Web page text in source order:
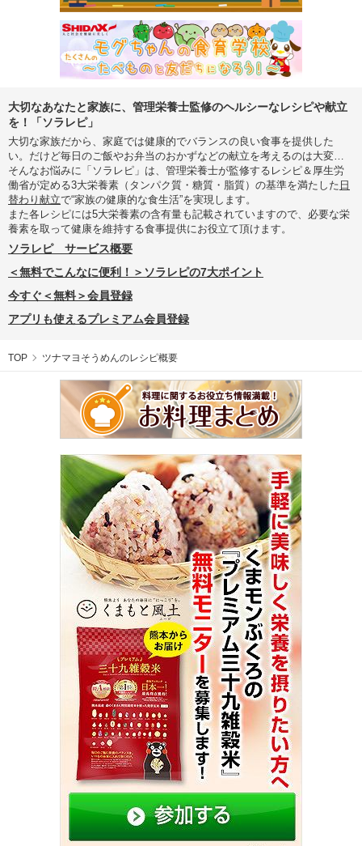
大切なあなたと家族に、管理栄養士監修のヘルシーなレシピや献立
を！「ソラレピ」
大切な家族だから、家庭では健康的でバランスの良い食事を提供した
い。だけど毎日のご飯やお弁当のおかずなどの献立を考えるのは大変…
そんなお悩みに「ソラレピ」は、管理栄養士が監修するレシピ＆厚生労
働省が定める3大栄養素（タンパク質・糖質・脂質）の基準を満たした 日
替わり献立で“家族の健康的な食生活”を実現します。
また各レシピには5大栄養素の含有量も記載されていますので、必要な栄
養素を取って健康を維持する食事提供にお役立て頂けます。
ソラレピ サービス概要
＜無料でこんなに便利！＞ソラレピの7大ポイント
今すぐ＜無料＞会員登録
アプリも使えるプレミアム会員登録
TOP ツナマヨそうめんのレシピ概要